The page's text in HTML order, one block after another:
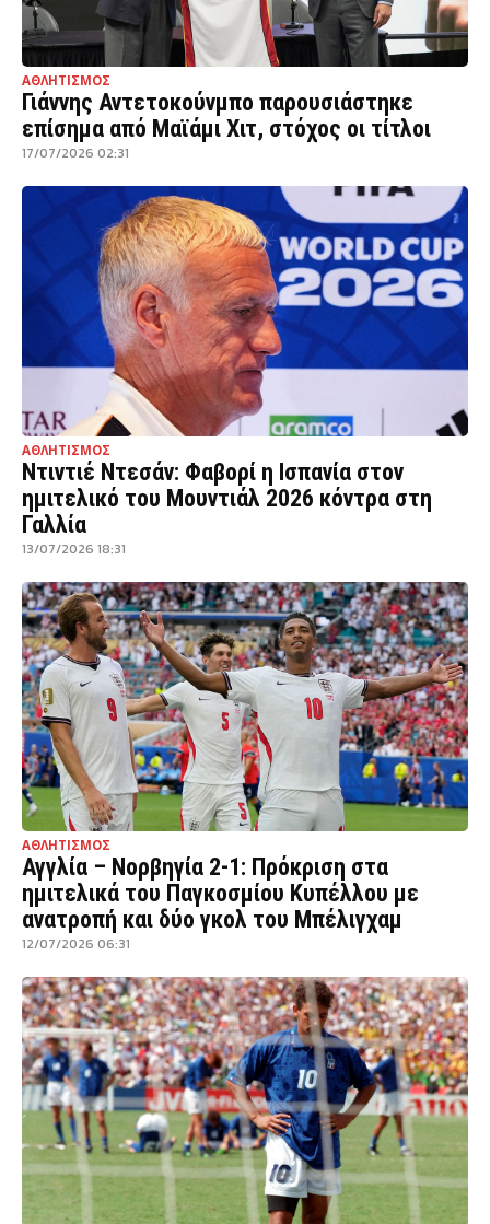
ΑΘΛΗΤΙΣΜΟΣ
Γιάννης Αντετοκούνμπο παρουσιάστηκε
επίσημα από Μαϊάμι Χιτ, στόχος οι τίτλοι
17/07/2026 02:31
ΑΘΛΗΤΙΣΜΟΣ
Ντιντιέ Ντεσάν: Φαβορί η Ισπανία στον
ημιτελικό του Μουντιάλ 2026 κόντρα στη
Γαλλία
13/07/2026 18:31
ΑΘΛΗΤΙΣΜΟΣ
Αγγλία – Νορβηγία 2-1: Πρόκριση στα
ημιτελικά του Παγκοσμίου Κυπέλλου με
ανατροπή και δύο γκολ του Μπέλιγχαμ
12/07/2026 06:31